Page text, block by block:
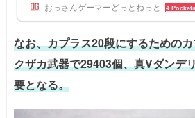
換のベースには、以下のいずれかの装備が
おっさんゲーマーどっとねっと 4 Pockets
なお、カプラス20段にするための
クザカ武器で29403個、真Vダンデ
要となる。